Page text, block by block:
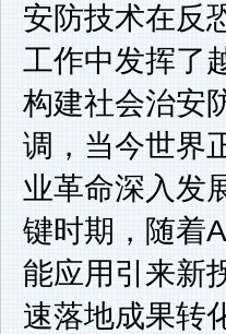
安防技术在反
工作中发挥了
构建社会治安
调，当今世界
业革命深入发
键时期，随着
能应用引来新
速落地成果转